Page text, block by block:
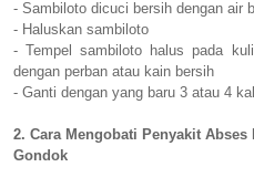
- Sambiloto dicuci bersih dengan air
- Haluskan sambiloto
- Tempel sambiloto halus pada
dengan perban atau kain bersih
- Ganti dengan yang baru 3 atau 4
2. Cara Mengobati Penyakit
Gondok